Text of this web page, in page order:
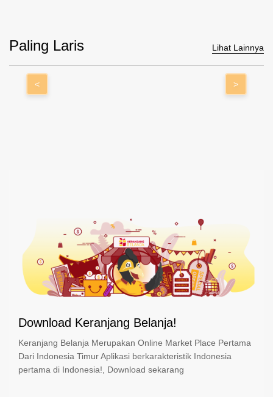
Paling Laris Lihat Lainnya
< >
Download Keranjang Belanja!
Keranjang Belanja Merupakan Online Market Place Pertama
Dari Indonesia Timur Aplikasi berkarakteristik Indonesia
pertama di Indonesia!, Download sekarang